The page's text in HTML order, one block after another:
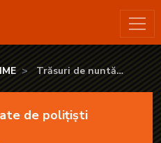
- KANAL D2
Trăsuri de nuntă
de polițiști